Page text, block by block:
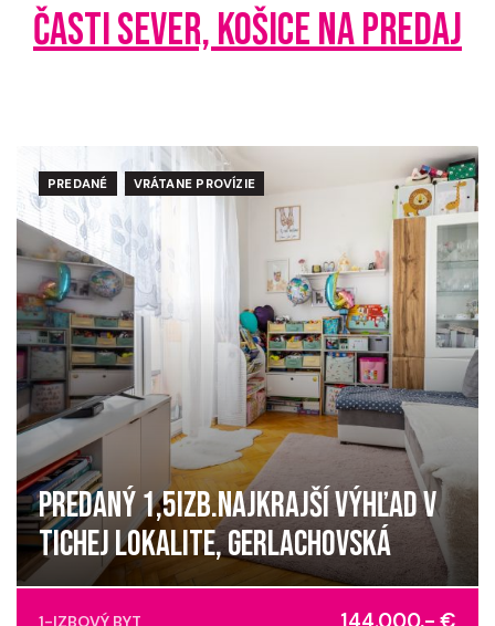
ČASTI SEVER, KOŠICE NA PREDAJ
PREDANÉ VRÁTANE PROVÍZIE
PREDANÝ 1,5IZB.NAJKRAJŠÍ VÝHĽAD V
TICHEJ LOKALITE, GERLACHOVSKÁ
Gerlachovská,
1-IZBOVÝ BYT